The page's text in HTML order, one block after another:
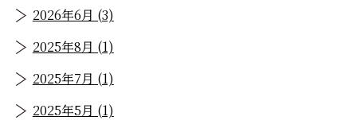
2026年6月 (3)
2025年8月 (1)
2025年7月 (1)
2025年5月 (1)